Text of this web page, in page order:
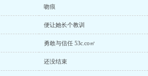
吻痕
便让她长个教训
勇敢与信任 53с.сo㎡
还没结束